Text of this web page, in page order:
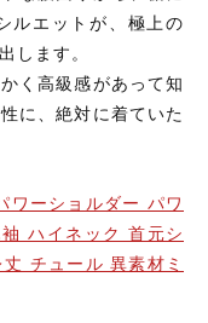
ルエットが、極上の
します。
く高級感があって知
に、絶対に着ていた
ワーショルダー パワ
ハイネック 首元シ
チュール 異素材ミ